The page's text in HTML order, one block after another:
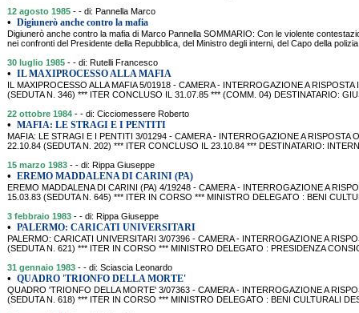
12 agosto 1985 - - di: Pannella Marco
• Digiunerò anche contro la mafia
Digiunerò anche contro la mafia di Marco Pannella SOMMARIO: Con le violente
nei confronti del Presidente della Repubblica, del Ministro degli interni, del Capo della
30 luglio 1985 - - di: Rutelli Francesco
• IL MAXIPROCESSO ALLA MAFIA
IL MAXIPROCESSO ALLA MAFIA 5/01918 - CAMERA - INTERROGAZIONE A
(SEDUTA N. 346) *** ITER CONCLUSO IL 31.07.85 *** (COMM. 04) DESTINATARIO:
22 ottobre 1984 - - di: Cicciomessere Roberto
• MAFIA: LE STRAGI E I PENTITI
MAFIA: LE STRAGI E I PENTITI 3/01294 - CAMERA - INTERROGAZIONE A RISPOSTA
22.10.84 (SEDUTA N. 202) *** ITER CONCLUSO IL 23.10.84 *** DESTINATARIO:
15 marzo 1983 - - di: Rippa Giuseppe
• EREMO MADDALENA DI CARINI (PA)
EREMO MADDALENA DI CARINI (PA) 4/19248 - CAMERA - INTERROGAZIONE A
15.03.83 (SEDUTA N. 645) *** ITER IN CORSO *** MINISTRO DELEGATO : BENI
3 febbraio 1983 - - di: Rippa Giuseppe
• PALERMO: CARICATI UNIVERSITARI
PALERMO: CARICATI UNIVERSITARI 3/07396 - CAMERA - INTERROGAZIONE A
(SEDUTA N. 621) *** ITER IN CORSO *** MINISTRO DELEGATO : PRESIDENZA
31 gennaio 1983 - - di: Sciascia Leonardo
• QUADRO 'TRIONFO DELLA MORTE'
QUADRO 'TRIONFO DELLA MORTE' 3/07363 - CAMERA - INTERROGAZIONE A
(SEDUTA N. 618) *** ITER IN CORSO *** MINISTRO DELEGATO : BENI CULTURALI